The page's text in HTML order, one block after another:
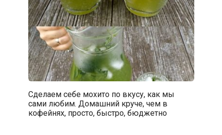
Сделаем себе мохито по вкусу, как мы
сами любим. Домашний круче, чем в
кофейнях, просто, быстро, бюджетно